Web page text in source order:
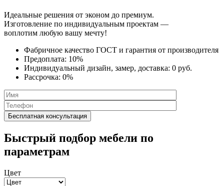
Идеальные решения от эконом до премиум.
Изготовление по индивидуальным проектам —
воплотим любую вашу мечту!
Фабричное качество ГОСТ и гарантия от производителя
Предоплата: 10%
Индивидуальный дизайн, замер, доставка: 0 руб.
Рассрочка: 0%
Быстрый подбор мебели по
параметрам
Цвет